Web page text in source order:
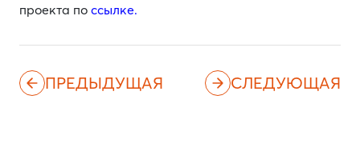
проекта по ссылке.
ПРЕДЫДУЩАЯ СЛЕДУЮЩАЯ